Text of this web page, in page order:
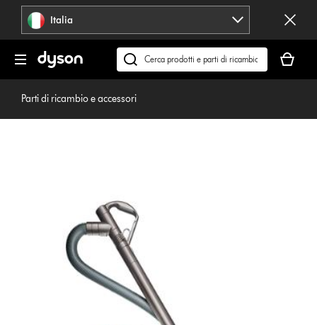
navigazione Italia
Cerca
su
dyson.it
carrello
è
Parti di ricambio e accessori